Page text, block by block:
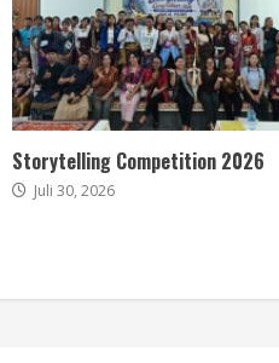
Storytelling Competition 2026
Juli 30, 2026